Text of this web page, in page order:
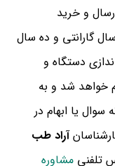
و خرید
گارانتی و ده سال
دستگاه و
خواهد شد و به
یا ابهام در
آراد طب
تلفنی مشاوره